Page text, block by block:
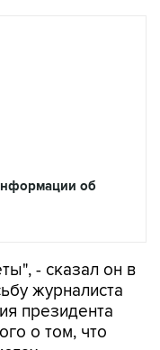
об
- сказал он в
журналиста
президента
о том, что